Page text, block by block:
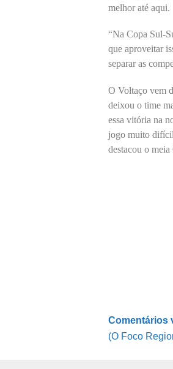
melhor até aqui.
“Na Copa Sul-
que aproveitar
separar as
O Voltaço vem
deixou o time
essa vitória na
jogo muito difícil
destacou o
Comentários
(O Foco